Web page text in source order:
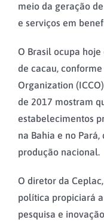
meio da geração
e serviços em
O Brasil ocupa
de cacau,
Organization
de 2017 mostram
estabelecimentos
na Bahia e no
produção nacional.
O diretor da
política propiciará
pesquisa e